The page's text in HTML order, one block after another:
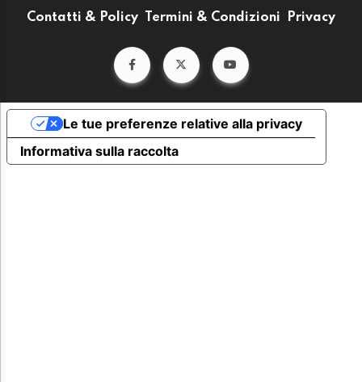
Contatti & Policy Termini & Condizioni Privacy
Informativa sulla raccolta
Le tue preferenze relative alla privacy